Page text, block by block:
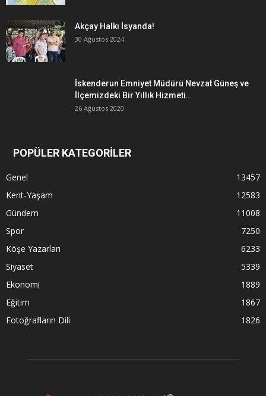
Akçay Halkı İsyanda!
30 Ağustos 2024
İskenderun Emniyet Müdürü Nevzat Güneş ve
İlçemizdeki Bir Yıllık Hizmeti…
26 Ağustos 2020
POPÜLER KATEGORİLER
Genel
13457
Kent-Yaşam
12583
Gündem
11008
Spor
7250
Köşe Yazarları
6233
Siyaset
5339
Ekonomi
1889
Eğitim
1867
Fotoğrafların Dili
1826